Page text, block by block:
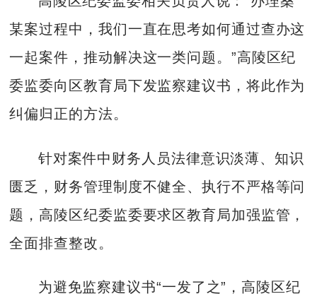
某案过程中，我们一直在思考如何通过查办这
一起案件，推动解决这一类问题。”高陵区纪
委监委向区教育局下发监察建议书，将此作为
纠偏归正的方法。
针对案件中财务人员法律意识淡薄、知识
匮乏，财务管理制度不健全、执行不严格等问
题，高陵区纪委监委要求区教育局加强监管，
全面排查整改。
为避免监察建议书“一发了之”，高陵区纪